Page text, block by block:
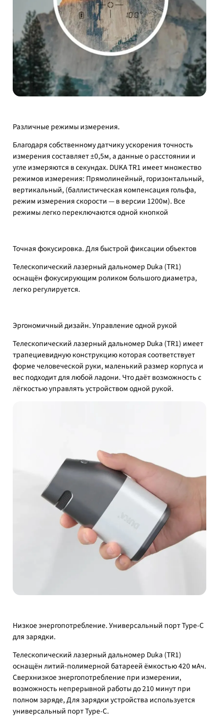
Различные режимы измерения.
Благодаря собственному датчику ускорения точность
измерения составляет ±0,5м, а данные о расстоянии и
угле измеряются в секундах. DUKA TR1 имеет множество
режимов измерения: Прямолинейный, горизонтальный,
вертикальный, (баллистическая компенсация гольфа,
режим измерения скорости — в версии 1200м). Все
режимы легко переключаются одной кнопкой
Точная фокусировка. Для быстрой фиксации объектов
Телескопический лазерный дальномер Duka (TR1)
оснащён фокусирующим роликом большого диаметра,
легко регулируется.
Эргономичный дизайн. Управление одной рукой
Телескопический лазерный дальномер Duka (TR1) имеет
трапециевидную конструкцию которая соответствует
форме человеческой руки, маленький размер корпуса и
вес подходит для любой ладони. Что даёт возможность с
лёгкостью управлять устройством одной рукой.
Низкое энергопотребление. Универсальный порт Type-C
для зарядки.
Телескопический лазерный дальномер Duka (TR1)
оснащён литий-полимерной батареей ёмкостью 420 мАч.
Сверхнизкое энергопотребление при измерении,
возможность непрерывной работы до 210 минут при
полном заряде, Для зарядки устройства используется
универсальный порт Type-C.